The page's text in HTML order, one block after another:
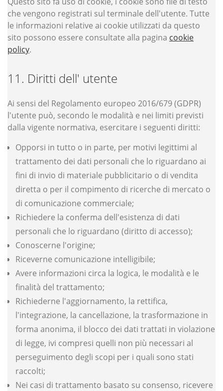
che vengono registrati sul terminale dell'utente. Tutte
le informazioni relative ai cookie utilizzati da questo
sito possono essere consultate alla pagina cookie
policy.
Diritti dell' utente
Ai sensi del Regolamento europeo 2016/679 (GDPR)
l'utente può, secondo le modalità e nei limiti previsti
dalla vigente normativa, esercitare i seguenti diritti:
Opporsi in tutto o in parte, per motivi legittimi al
trattamento dei dati personali che lo riguardano ai
fini di invio di materiale pubblicitario o di vendita
diretta o per il compimento di ricerche di mercato o
di comunicazione commerciale;
Richiedere la conferma dell'esistenza di dati
personali che lo riguardano (diritto di accesso);
Conoscerne l'origine;
Riceverne comunicazione intelligibile;
Avere informazioni circa la logica, le modalità e le
finalità del trattamento;
Richiederne l'aggiornamento, la rettifica,
l'integrazione, la cancellazione, la trasformazione in
forma anonima, il blocco dei dati trattati in violazione
di legge, ivi compresi quelli non più necessari al
perseguimento degli scopi per i quali sono stati
raccolti;
Nei casi di trattamento basato su consenso, ricevere